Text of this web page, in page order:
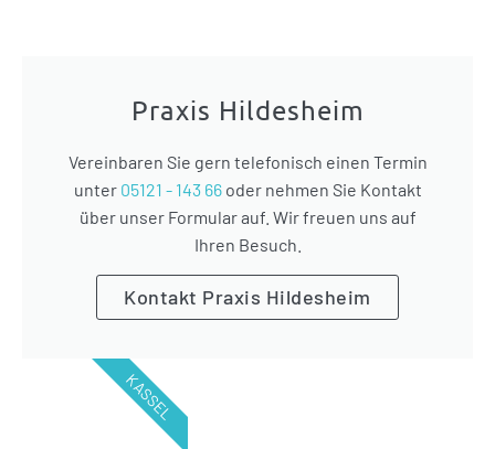
Praxis Hildesheim
Vereinbaren Sie gern telefonisch einen Termin
unter 05121 - 143 66oder nehmen Sie Kontakt
über unser Formular auf. Wir freuen uns auf
Ihren Besuch.
Kontakt Praxis Hildesheim
KASSEL